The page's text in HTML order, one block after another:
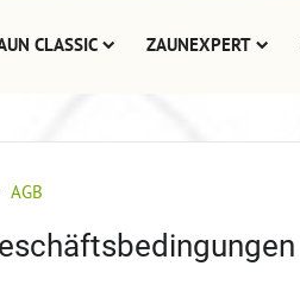
CLASSIC ZAUNEXPERT
AGB